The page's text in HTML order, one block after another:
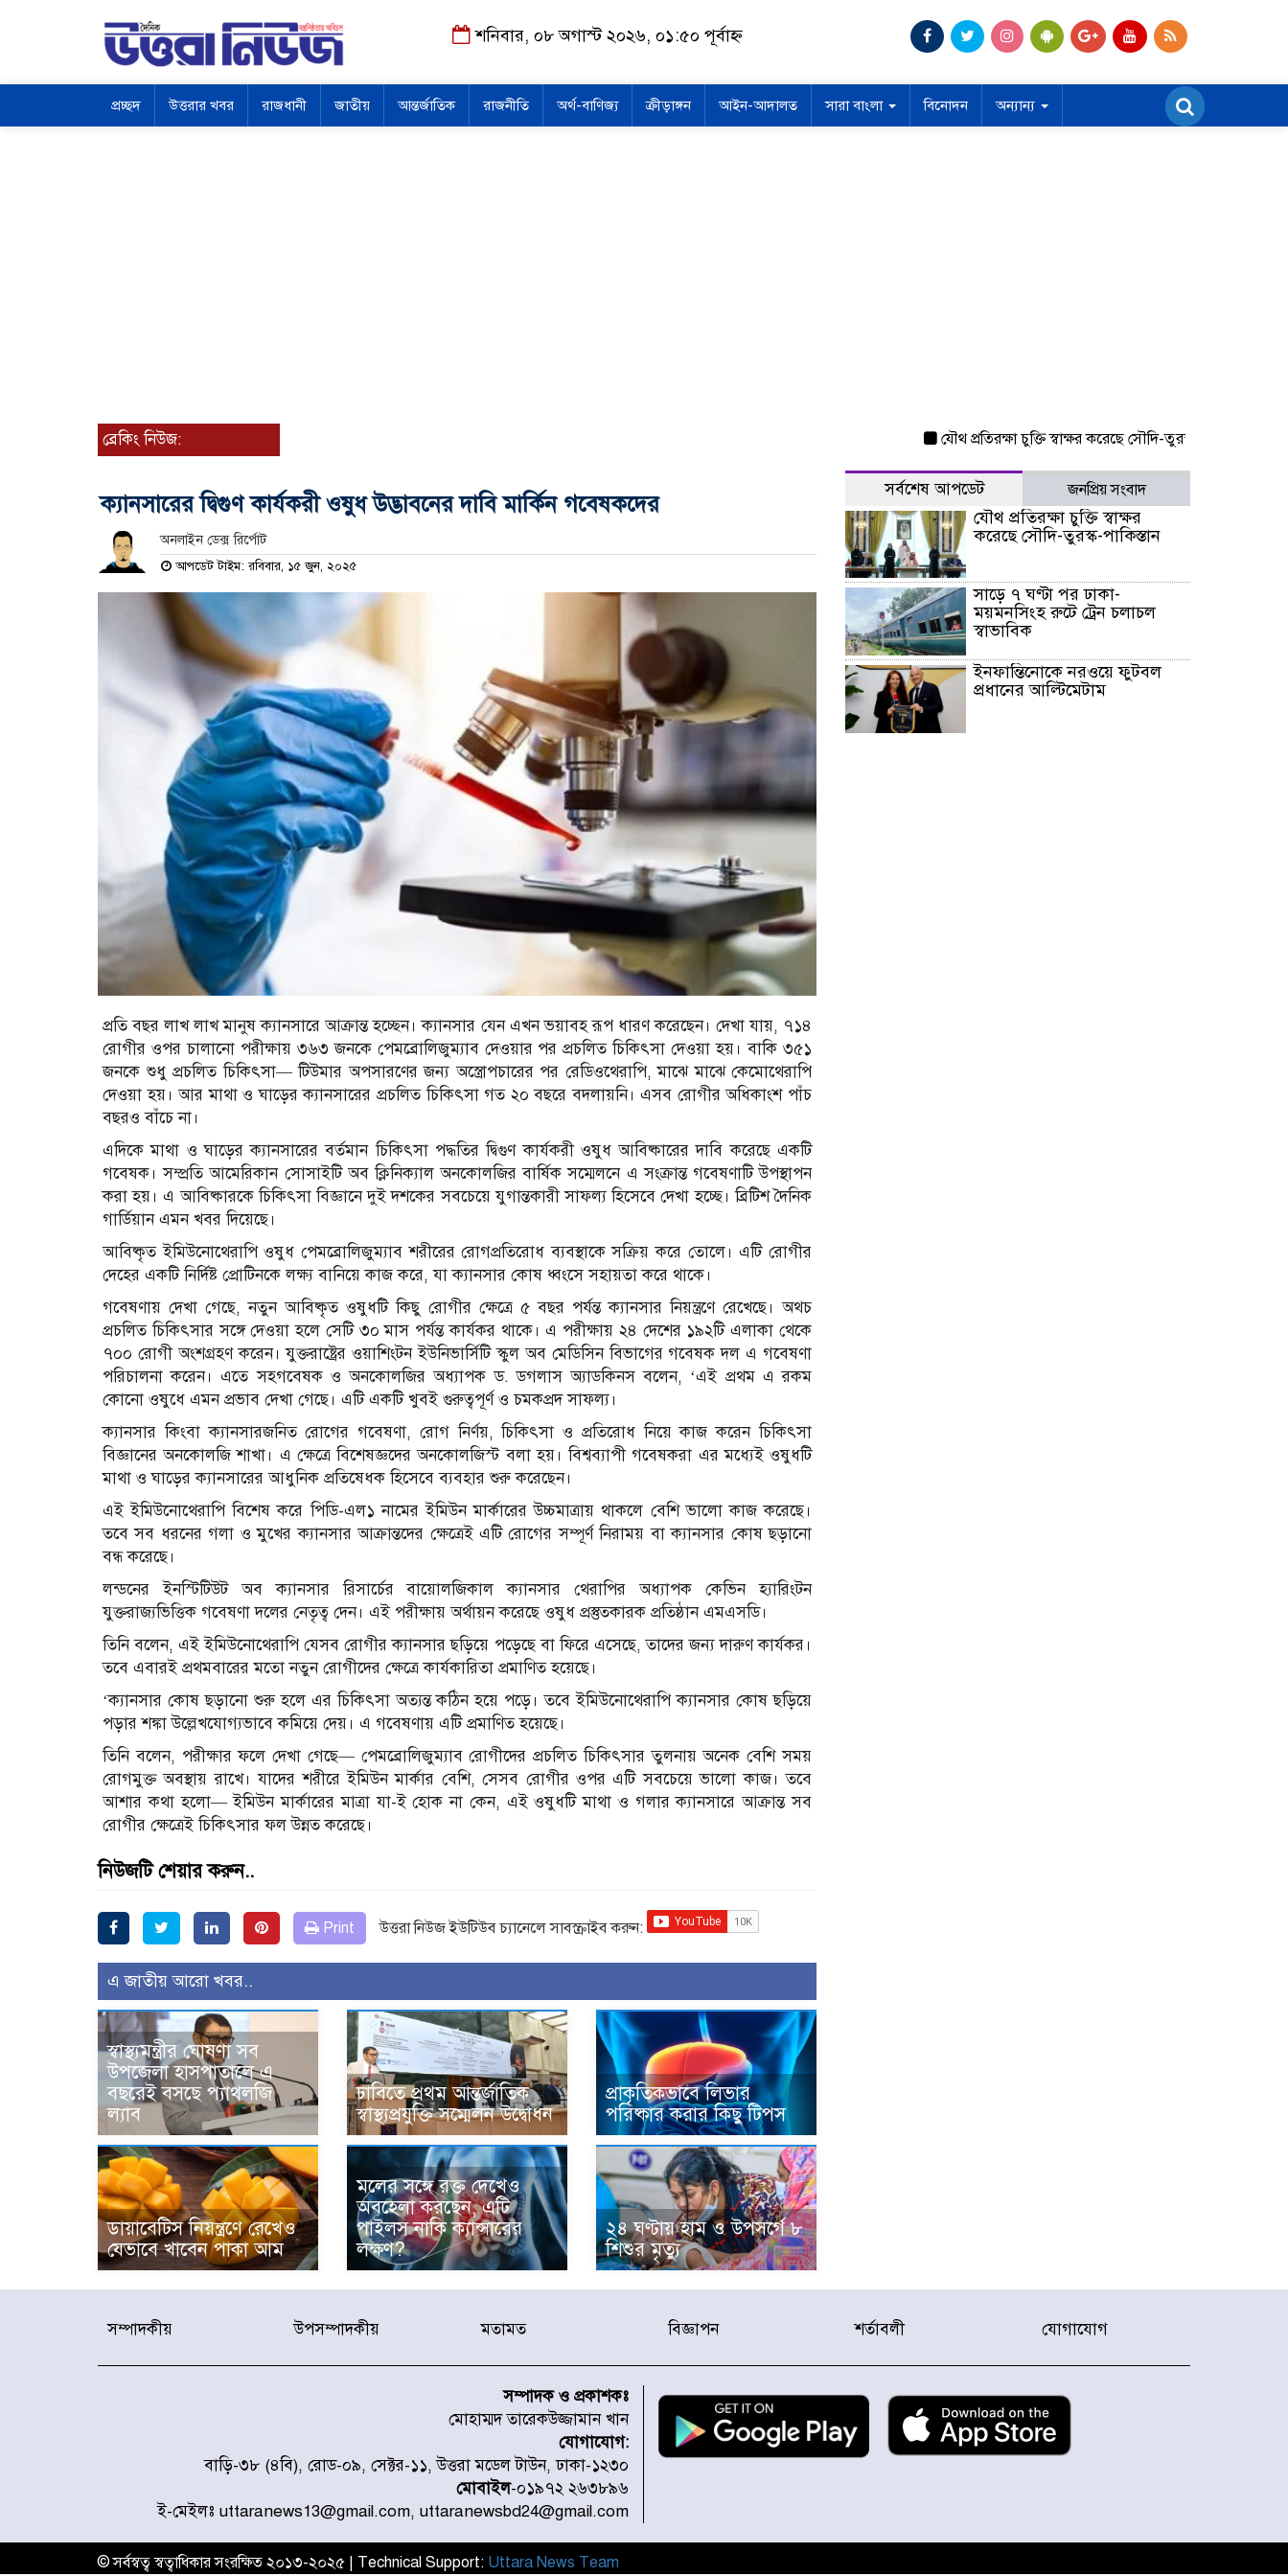
শনিবার, ০৮ অগাস্ট ২০২৬, ০১:৫০ পূর্বাহ্ন
প্রচ্ছদ উত্তরার খবর রাজধানী জাতীয় আন্তর্জাতিক রাজনীতি অর্থ-বাণিজ্য ক্রীড়াঙ্গন আইন-আদালত সারা বাংলা বিনোদন অন্যান্য
ব্রেকিং নিউজ: যৌথ প্রতিরক্ষা চুক্তি স্বাক্ষর করেছে সৌদি-তুরস্ক-পাকিস্তান
ক্যানসারের দ্বিগুণ কার্যকরী ওষুধ উদ্ভাবনের দাবি মার্কিন গবেষকদের
অনলাইন ডেক্স রির্পোট
আপডেট টাইম: রবিবার, ১৫ জুন, ২০২৫
প্রতি বছর লাখ লাখ মানুষ ক্যানসারে আক্রান্ত হচ্ছেন। ক্যানসার যেন এখন ভয়াবহ রূপ ধারণ করেছেন। দেখা যায়, ৭১৪
রোগীর ওপর চালানো পরীক্ষায় ৩৬৩ জনকে পেমব্রোলিজুম্যাব দেওয়ার পর প্রচলিত চিকিৎসা দেওয়া হয়। বাকি ৩৫১
জনকে শুধু প্রচলিত চিকিৎসা— টিউমার অপসারণের জন্য অস্ত্রোপচারের পর রেডিওথেরাপি, মাঝে মাঝে কেমোথেরাপি
দেওয়া হয়। আর মাথা ও ঘাড়ের ক্যানসারের প্রচলিত চিকিৎসা গত ২০ বছরে বদলায়নি। এসব রোগীর অধিকাংশ পাঁচ
বছরও বাঁচে না।
এদিকে মাথা ও ঘাড়ের ক্যানসারের বর্তমান চিকিৎসা পদ্ধতির দ্বিগুণ কার্যকরী ওষুধ আবিষ্কারের দাবি করেছে একটি
গবেষক। সম্প্রতি আমেরিকান সোসাইটি অব ক্লিনিক্যাল অনকোলজির বার্ষিক সম্মেলনে এ সংক্রান্ত গবেষণাটি উপস্থাপন
করা হয়। এ আবিষ্কারকে চিকিৎসা বিজ্ঞানে দুই দশকের সবচেয়ে যুগান্তকারী সাফল্য হিসেবে দেখা হচ্ছে। ব্রিটিশ দৈনিক
গার্ডিয়ান এমন খবর দিয়েছে।
আবিষ্কৃত ইমিউনোথেরাপি ওষুধ পেমব্রোলিজুম্যাব শরীরের রোগপ্রতিরোধ ব্যবস্থাকে সক্রিয় করে তোলে। এটি রোগীর
দেহের একটি নির্দিষ্ট প্রোটিনকে লক্ষ্য বানিয়ে কাজ করে, যা ক্যানসার কোষ ধ্বংসে সহায়তা করে থাকে।
গবেষণায় দেখা গেছে, নতুন আবিষ্কৃত ওষুধটি কিছু রোগীর ক্ষেত্রে ৫ বছর পর্যন্ত ক্যানসার নিয়ন্ত্রণে রেখেছে। অথচ
প্রচলিত চিকিৎসার সঙ্গে দেওয়া হলে সেটি ৩০ মাস পর্যন্ত কার্যকর থাকে। এ পরীক্ষায় ২৪ দেশের ১৯২টি এলাকা থেকে
৭০০ রোগী অংশগ্রহণ করেন। যুক্তরাষ্ট্রের ওয়াশিংটন ইউনিভার্সিটি স্কুল অব মেডিসিন বিভাগের গবেষক দল এ গবেষণা
পরিচালনা করেন। এতে সহগবেষক ও অনকোলজির অধ্যাপক ড. ডগলাস অ্যাডকিনস বলেন, ‘এই প্রথম এ রকম
কোনো ওষুধে এমন প্রভাব দেখা গেছে। এটি একটি খুবই গুরুত্বপূর্ণ ও চমকপ্রদ সাফল্য।
ক্যানসার কিংবা ক্যানসারজনিত রোগের গবেষণা, রোগ নির্ণয়, চিকিৎসা ও প্রতিরোধ নিয়ে কাজ করেন চিকিৎসা
বিজ্ঞানের অনকোলজি শাখা। এ ক্ষেত্রে বিশেষজ্ঞদের অনকোলজিস্ট বলা হয়। বিশ্বব্যাপী গবেষকরা এর মধ্যেই ওষুধটি
মাথা ও ঘাড়ের ক্যানসারের আধুনিক প্রতিষেধক হিসেবে ব্যবহার শুরু করেছেন।
এই ইমিউনোথেরাপি বিশেষ করে পিডি-এল১ নামের ইমিউন মার্কারের উচ্চমাত্রায় থাকলে বেশি ভালো কাজ করেছে।
তবে সব ধরনের গলা ও মুখের ক্যানসার আক্রান্তদের ক্ষেত্রেই এটি রোগের সম্পূর্ণ নিরাময় বা ক্যানসার কোষ ছড়ানো
বন্ধ করেছে।
লন্ডনের ইনস্টিটিউট অব ক্যানসার রিসার্চের বায়োলজিকাল ক্যানসার থেরাপির অধ্যাপক কেভিন হ্যারিংটন
যুক্তরাজ্যভিত্তিক গবেষণা দলের নেতৃত্ব দেন। এই পরীক্ষায় অর্থায়ন করেছে ওষুধ প্রস্তুতকারক প্রতিষ্ঠান এমএসডি।
তিনি বলেন, এই ইমিউনোথেরাপি যেসব রোগীর ক্যানসার ছড়িয়ে পড়েছে বা ফিরে এসেছে, তাদের জন্য দারুণ কার্যকর।
তবে এবারই প্রথমবারের মতো নতুন রোগীদের ক্ষেত্রে কার্যকারিতা প্রমাণিত হয়েছে।
‘ক্যানসার কোষ ছড়ানো শুরু হলে এর চিকিৎসা অত্যন্ত কঠিন হয়ে পড়ে। তবে ইমিউনোথেরাপি ক্যানসার কোষ ছড়িয়ে
পড়ার শঙ্কা উল্লেখযোগ্যভাবে কমিয়ে দেয়। এ গবেষণায় এটি প্রমাণিত হয়েছে।
তিনি বলেন, পরীক্ষার ফলে দেখা গেছে— পেমব্রোলিজুম্যাব রোগীদের প্রচলিত চিকিৎসার তুলনায় অনেক বেশি সময়
রোগমুক্ত অবস্থায় রাখে। যাদের শরীরে ইমিউন মার্কার বেশি, সেসব রোগীর ওপর এটি সবচেয়ে ভালো কাজ। তবে
আশার কথা হলো— ইমিউন মার্কারের মাত্রা যা-ই হোক না কেন, এই ওষুধটি মাথা ও গলার ক্যানসারে আক্রান্ত সব
রোগীর ক্ষেত্রেই চিকিৎসার ফল উন্নত করেছে।
নিউজটি শেয়ার করুন..
Print উত্তরা নিউজ ইউটিউব চ্যানেলে সাবস্ক্রাইব করুন:
এ জাতীয় আরো খবর..
স্বাস্থ্যমন্ত্রীর ঘোষণা সব
উপজেলা হাসপাতালে এ
বছরেই বসছে প্যাথলজি
ল্যাব
ঢাবিতে প্রথম আন্তর্জাতিক
স্বাস্থ্যপ্রযুক্তি সম্মেলন উদ্বোধন
প্রাকৃতিকভাবে লিভার
পরিষ্কার করার কিছু টিপস
ডায়াবেটিস নিয়ন্ত্রণে রেখেও
যেভাবে খাবেন পাকা আম
মলের সঙ্গে রক্ত দেখেও
অবহেলা করছেন, এটি
পাইলস নাকি ক্যান্সারের
লক্ষণ?
২৪ ঘণ্টায় হাম ও উপসর্গে ৮
শিশুর মৃত্যু
সর্বশেষ আপডেট জনপ্রিয় সংবাদ
যৌথ প্রতিরক্ষা চুক্তি স্বাক্ষর
করেছে সৌদি-তুরস্ক-পাকিস্তান
সাড়ে ৭ ঘণ্টা পর ঢাকা-
ময়মনসিংহ রুটে ট্রেন চলাচল
স্বাভাবিক
ইনফান্তিনোকে নরওয়ে ফুটবল
প্রধানের আল্টিমেটাম
সম্পাদকীয় উপসম্পাদকীয় মতামত বিজ্ঞাপন শর্তাবলী যোগাযোগ
সম্পাদক ও প্রকাশকঃ
মোহাম্মদ তারেকউজ্জামান খান
যোগাযোগ:
বাড়ি-৩৮ (৪বি), রোড-০৯, সেক্টর-১১, উত্তরা মডেল টাউন, ঢাকা-১২৩০
মোবাইল-০১৯৭২ ২৬৩৮৯৬
ই-মেইলঃ uttaranews13@gmail.com, uttaranewsbd24@gmail.com
© সর্বস্বত্ব স্বত্বাধিকার সংরক্ষিত ২০১৩-২০২৫ | Technical Support: Uttara News Team